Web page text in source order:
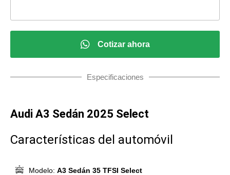
Cotizar ahora
Especificaciones
Audi A3 Sedán 2025 Select
Características del automóvil
Modelo: A3 Sedán 35 TFSI Select